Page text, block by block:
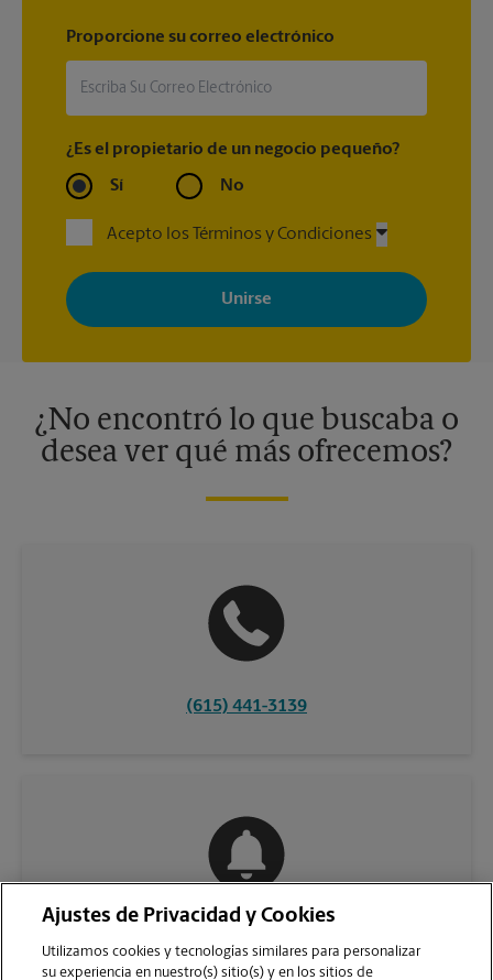
Proporcione su correo electrónico
¿Es el propietario de un negocio pequeño?
Sí No
Acepto los Términos y Condiciones
Al registrarse, acepta recibir correos electrónicos de The UPS
Store con noticias, ofertas especiales, promociones y mensajes
adaptados a sus intereses. Puede darse de baja en cualquier
momento. Para más información, consulte nuestra política de
¿No encontró lo que buscaba o
desea ver qué más ofrecemos?
(615) 441-3139
Ajustes de Privacidad y Cookies
Utilizamos cookies y tecnologías similares para personalizar
su experiencia en nuestro(s) sitio(s) y en los sitios de